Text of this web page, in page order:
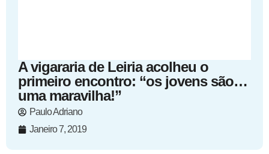
A vigararia de Leiria acolheu o
primeiro encontro: “os jovens são…
uma maravilha!”
Paulo Adriano
Janeiro 7, 2019